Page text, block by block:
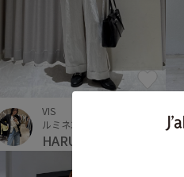
VIS
ルミネエスト
HARUNA